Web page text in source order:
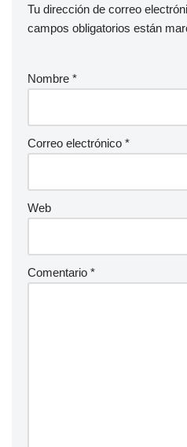
Tu dirección de correo
campos obligatorios están
Nombre *
Correo electrónico *
Web
Comentario *